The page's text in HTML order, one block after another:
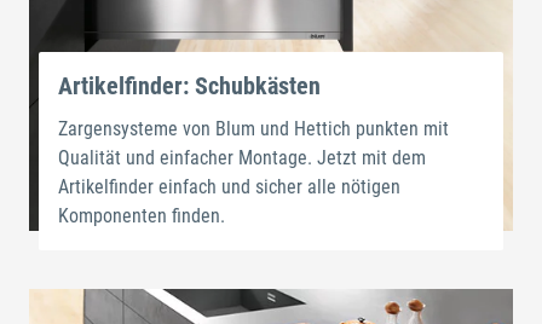
Artikelfinder: Schubkästen
Zargensysteme von Blum und Hettich punkten mit
Qualität und einfacher Montage. Jetzt mit dem
Artikelfinder einfach und sicher alle nötigen
Komponenten finden.